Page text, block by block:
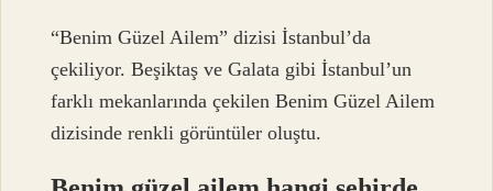
“Benim Güzel Ailem” dizisi İstanbul’da
çekiliyor. Beşiktaş ve Galata gibi İstanbul’un
farklı mekanlarında çekilen Benim Güzel Ailem
dizisinde renkli görüntüler oluştu.